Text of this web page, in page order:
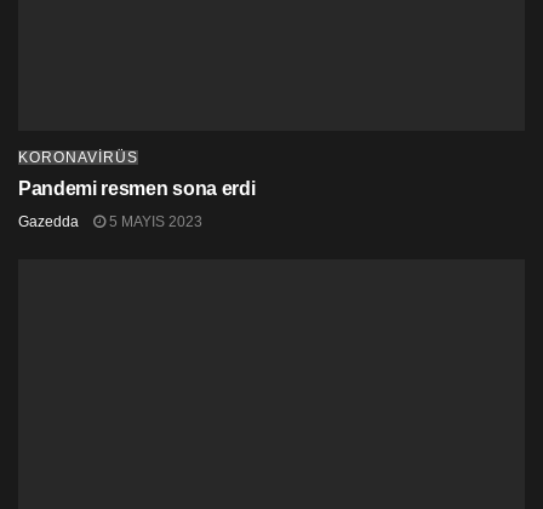
KORONAVİRÜS
Pandemi resmen sona erdi
Gazedda 5 MAYIS 2023